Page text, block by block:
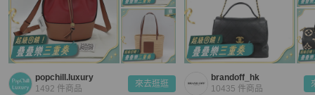
popchill.luxury
1492 件商品 來去逛逛
brandoff_hk
10435 件商品